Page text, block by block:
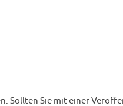
Sollten Sie mit einer